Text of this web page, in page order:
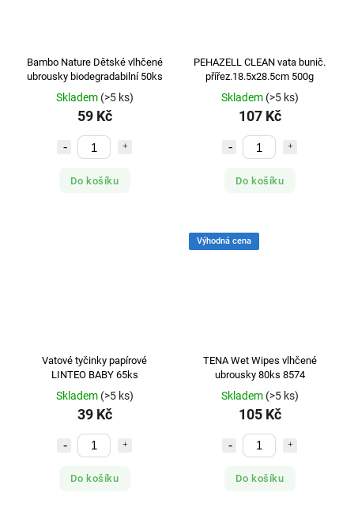
Bambo Nature Dětské vlhčené
ubrousky biodegradabilní 50ks
Skladem (>5 ks)
59 Kč
Do košíku
PEHAZELL CLEAN vata bunič.
přířez.18.5x28.5cm 500g
Skladem (>5 ks)
107 Kč
Do košíku
Vatové tyčinky papírové
LINTEO BABY 65ks
Skladem (>5 ks)
39 Kč
Do košíku
Výhodná cena
TENA Wet Wipes vlhčené
ubrousky 80ks 8574
Skladem (>5 ks)
105 Kč
Do košíku